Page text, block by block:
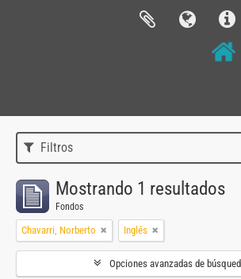
Filtros
Mostrando 1 resultados
Fondos
Chavarri, Norberto Inglés
Opciones avanzadas de